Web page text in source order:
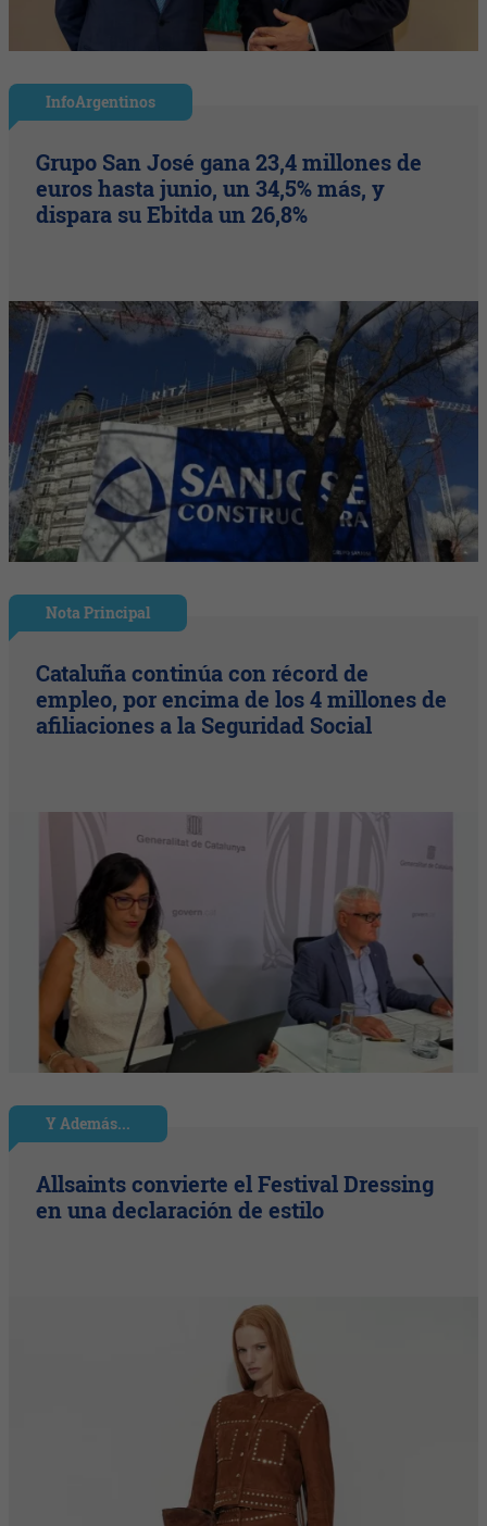
InfoArgentinos
Grupo San José gana 23,4 millones de
euros hasta junio, un 34,5% más, y
dispara su Ebitda un 26,8%
Nota Principal
Cataluña continúa con récord de
empleo, por encima de los 4 millones de
afiliaciones a la Seguridad Social
Y Además...
Allsaints convierte el Festival Dressing
en una declaración de estilo